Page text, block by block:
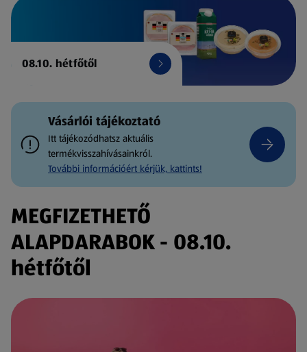
08.10. hétfőtől
Vásárlói tájékoztató
Itt tájékozódhatsz aktuális
termékvisszahívásainkról.
További információért kérjük, kattints!
MEGFIZETHETŐ
ALAPDARABOK - 08.10.
hétfőtől